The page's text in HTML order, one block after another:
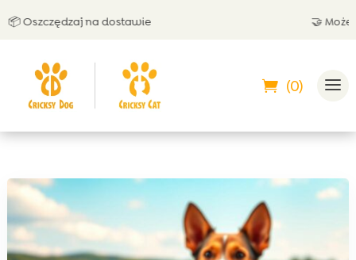
na dostawie 🤝 Możesz
(0)